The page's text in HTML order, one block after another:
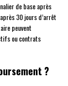
de base après
30 jours d’arrêt
peuvent
ou contrats
?